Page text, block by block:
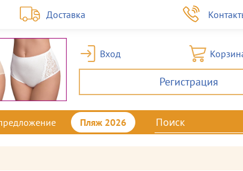
Доставка
Вход
Регистрация
Пляж 2026